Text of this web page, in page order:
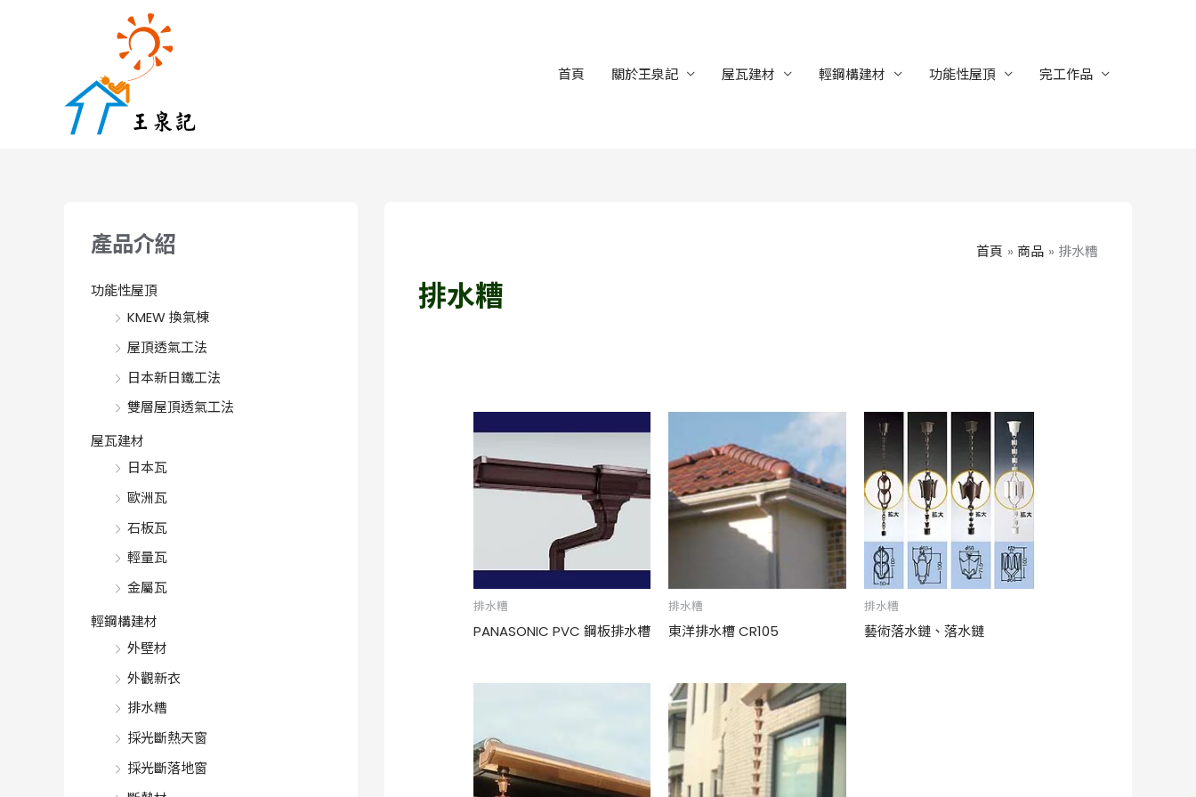
首頁 關於王泉記 屋瓦建材 輕鋼構建材 功能性屋頂 完工作品
產品介紹
功能性屋頂
KMEW 換氣棟
屋頂透氣工法
日本新日鐵工法
雙層屋頂透氣工法
屋瓦建材
日本瓦
歐洲瓦
石板瓦
輕量瓦
金屬瓦
輕鋼構建材
外壁材
外觀新衣
排水糟
採光斷熱天窗
採光斷落地窗
首頁 商品 排水糟
排水糟
排水糟
PANASONIC PVC 鋼板排水槽
排水糟
東洋排水槽 CR105
排水糟
藝術落水鏈、落水鏈